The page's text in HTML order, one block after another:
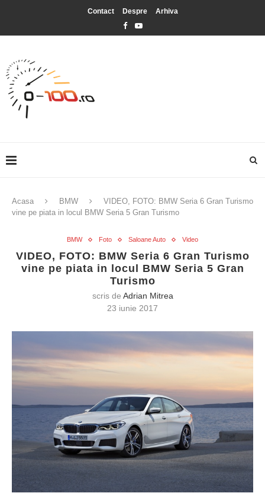
Contact Despre Arhiva
Acasa BMW
VIDEO, FOTO: BMW Seria 6 Gran Turismo
vine pe piata in locul BMW Seria 5 Gran Turismo
BMW Foto Saloane Auto Video
VIDEO, FOTO: BMW Seria 6 Gran Turismo
vine pe piata in locul BMW Seria 5 Gran
Turismo
scris de Adrian Mitrea
23 iunie 2017